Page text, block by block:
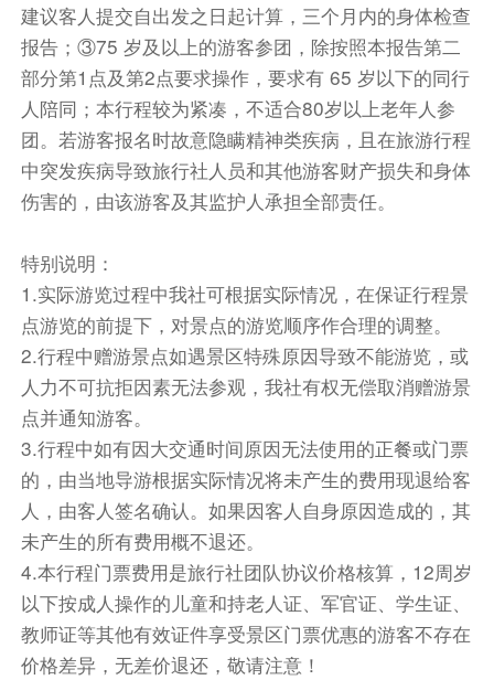
建议客人提交自出发之日起计算，三个月内的身体检查
报告；③75 岁及以上的游客参团，除按照本报告第二
部分第1点及第2点要求操作，要求有 65 岁以下的同行
人陪同；本行程较为紧凑，不适合80岁以上老年人参
团。若游客报名时故意隐瞒精神类疾病，且在旅游行程
中突发疾病导致旅行社人员和其他游客财产损失和身体
伤害的，由该游客及其监护人承担全部责任。
特别说明：
1.实际游览过程中我社可根据实际情况，在保证行程景
点游览的前提下，对景点的游览顺序作合理的调整。
2.行程中赠游景点如遇景区特殊原因导致不能游览，或
人力不可抗拒因素无法参观，我社有权无偿取消赠游景
点并通知游客。
3.行程中如有因大交通时间原因无法使用的正餐或门票
的，由当地导游根据实际情况将未产生的费用现退给客
人，由客人签名确认。如果因客人自身原因造成的，其
未产生的所有费用概不退还。
4.本行程门票费用是旅行社团队协议价格核算，12周岁
以下按成人操作的儿童和持老人证、军官证、学生证、
教师证等其他有效证件享受景区门票优惠的游客不存在
价格差异，无差价退还，敬请注意！